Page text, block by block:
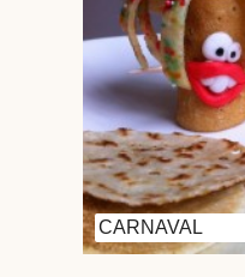
CARNAVAL